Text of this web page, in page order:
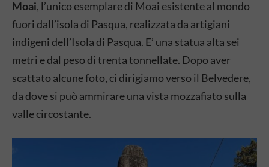
Moai, l’unico esemplare di Moai esistente al mondo
fuori dall’isola di Pasqua, realizzata da artigiani
indigeni dell’Isola di Pasqua. E’ una statua alta sei
metri e dal peso di trenta tonnellate. Dopo aver
scattato alcune foto, ci dirigiamo verso il Belvedere,
da dove si può ammirare una vista mozzafiato sulla
valle circostante.